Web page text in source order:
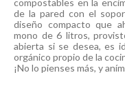
compostables en la
de la pared con el
diseño compacto que
mono de 6 litros,
abierta si se desea, es
orgánico propio de la
¡No lo pienses más, y